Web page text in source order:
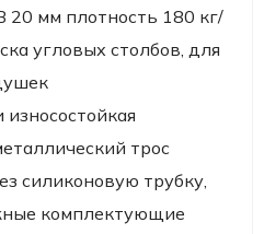
20 мм плотность 180 кг/
угловых столбов, для
трос
силиконовую трубку,
комплектующие